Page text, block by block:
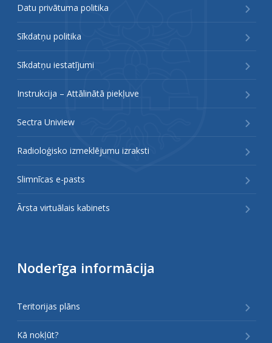
Datu privātuma politika
Sīkdatņu politika
Sīkdatņu iestatījumi
Instrukcija – Attālinātā piekļuve
Sectra Uniview
Radioloģisko izmeklējumu izraksti
Slimnīcas e-pasts
Ārsta virtuālais kabinets
Noderīga informācija
Teritorijas plāns
Kā nokļūt?